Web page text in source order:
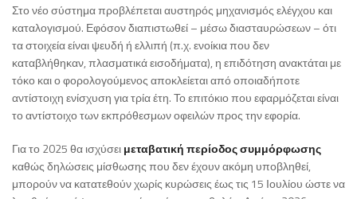
Στο νέο σύστημα προβλέπεται αυστηρός μηχανισμός ελέγχου και
καταλογισμού. Εφόσον διαπιστωθεί – μέσω διασταυρώσεων – ότι
τα στοιχεία είναι ψευδή ή ελλιπή (π.χ. ενοίκια που δεν
καταβλήθηκαν, πλασματικά εισοδήματα), η επιδότηση ανακτάται με
τόκο και ο φορολογούμενος αποκλείεται από οποιαδήποτε
αντίστοιχη ενίσχυση για τρία έτη. Το επιτόκιο που εφαρμόζεται είναι
το αντίστοιχο των εκπρόθεσμων οφειλών προς την εφορία.
Για το 2025 θα ισχύσειμεταβατική περίοδος συμμόρφωσης
καθώς δηλώσεις μίσθωσης που δεν έχουν ακόμη υποβληθεί,
μπορούν να κατατεθούν χωρίς κυρώσεις έως τις 15 Ιουλίου ώστε να